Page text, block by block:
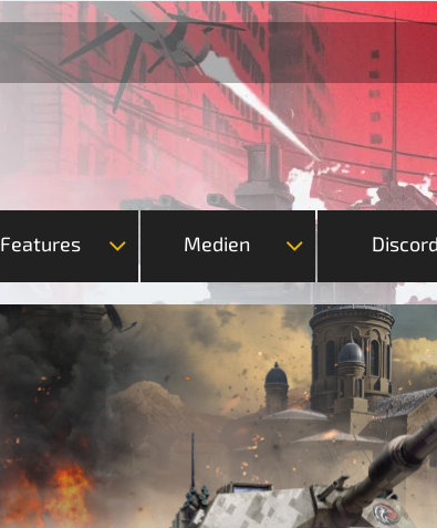
Features Medien Discord